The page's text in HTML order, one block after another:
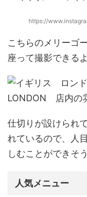
https://
こちらのメリーゴ
座って撮影できる
仕切りが設けられ
れているので、人
しむことができそ
人気メニュー